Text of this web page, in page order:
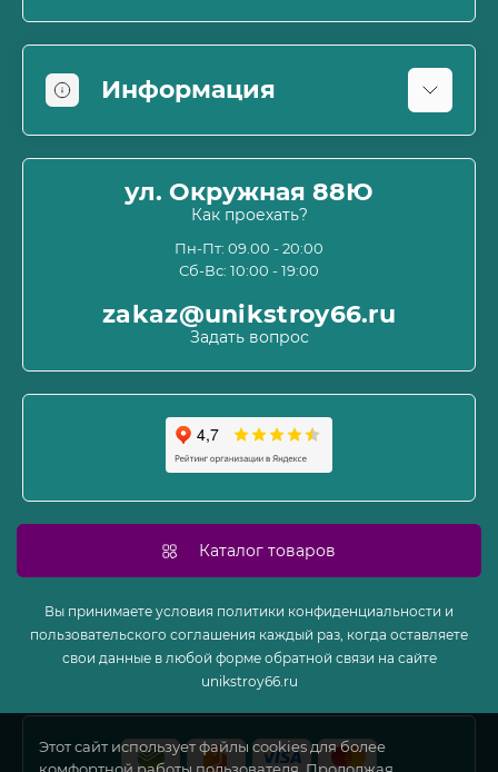
Информация
Информация о доставке
Пользовательское соглашение и оферта
Политика конфиденциальности
Связаться с нами
Карта сайта
Производители
ул. Окружная 88Ю
Как проехать?
Пн-Пт: 09.00 - 20:00
Сб-Вс: 10:00 - 19:00
zakaz@unikstroy66.ru
Задать вопрос
Каталог товаров
Вы принимаете условия политики конфиденциальности и
пользовательского соглашения каждый раз, когда оставляете
свои данные в любой форме обратной связи на сайте
unikstroy66.ru
Этот сайт использует файлы cookies для более